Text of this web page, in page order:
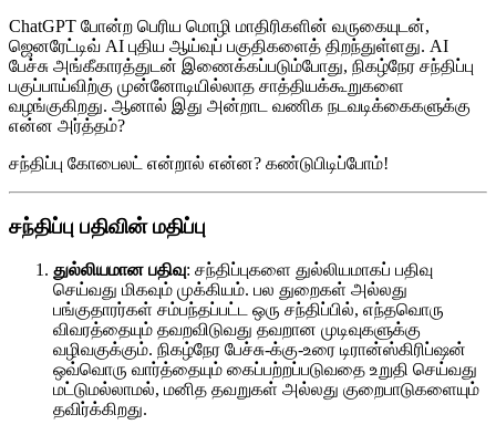
ChatGPT போன்ற பெரிய மொழி மாதிரிகளின் வருகையுடன்,
ஜெனரேட்டிவ் AI புதிய ஆய்வுப் பகுதிகளைத் திறந்துள்ளது. AI
பேச்சு அங்கீகாரத்துடன் இணைக்கப்படும்போது, நிகழ்நேர சந்திப்பு
பகுப்பாய்விற்கு முன்னோடியில்லாத சாத்தியக்கூறுகளை
வழங்குகிறது. ஆனால் இது அன்றாட வணிக நடவடிக்கைகளுக்கு
என்ன அர்த்தம்?
சந்திப்பு கோபைலட் என்றால் என்ன? கண்டுபிடிப்போம்!
சந்திப்பு பதிவின் மதிப்பு
துல்லியமான பதிவு: சந்திப்புகளை துல்லியமாகப் பதிவு
செய்வது மிகவும் முக்கியம். பல துறைகள் அல்லது
பங்குதாரர்கள் சம்பந்தப்பட்ட ஒரு சந்திப்பில், எந்தவொரு
விவரத்தையும் தவறவிடுவது தவறான முடிவுகளுக்கு
வழிவகுக்கும். நிகழ்நேர பேச்சு-க்கு-உரை டிரான்ஸ்கிரிப்ஷன்
ஒவ்வொரு வார்த்தையும் கைப்பற்றப்படுவதை உறுதி செய்வது
மட்டுமல்லாமல், மனித தவறுகள் அல்லது குறைபாடுகளையும்
தவிர்க்கிறது.